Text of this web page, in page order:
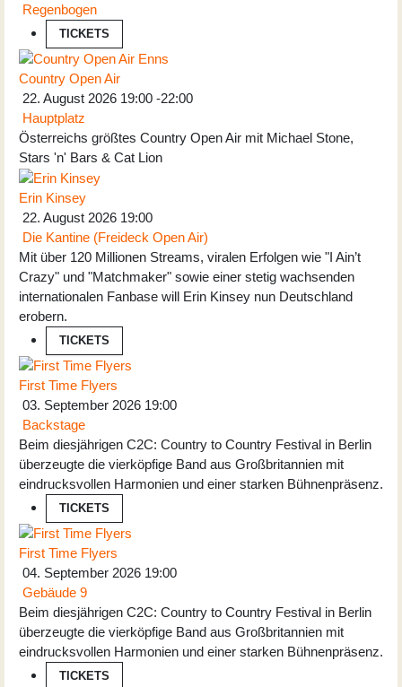
Regenbogen
TICKETS
Country Open Air
22. August 2026 19:00 -22:00
Hauptplatz
Österreichs größtes Country Open Air mit Michael Stone,
Stars 'n' Bars & Cat Lion
Erin Kinsey
22. August 2026 19:00
Die Kantine (Freideck Open Air)
Mit über 120 Millionen Streams, viralen Erfolgen wie "I Ain’t
Crazy" und "Matchmaker" sowie einer stetig wachsenden
internationalen Fanbase will Erin Kinsey nun Deutschland
erobern.
TICKETS
First Time Flyers
03. September 2026 19:00
Backstage
Beim diesjährigen C2C: Country to Country Festival in Berlin
überzeugte die vierköpfige Band aus Großbritannien mit
eindrucksvollen Harmonien und einer starken Bühnenpräsenz.
TICKETS
First Time Flyers
04. September 2026 19:00
Gebäude 9
Beim diesjährigen C2C: Country to Country Festival in Berlin
überzeugte die vierköpfige Band aus Großbritannien mit
eindrucksvollen Harmonien und einer starken Bühnenpräsenz.
TICKETS